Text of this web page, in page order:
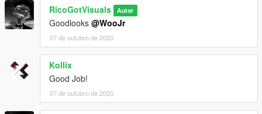
RicoGotVisuals Autor
Goodlooks @WooJr
07 de outubro de 2020
Kollix
Good Job!
07 de outubro de 2020